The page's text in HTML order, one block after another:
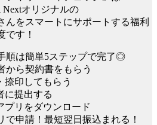
Nextオリジナルの
んをスマートにサポートする福利
です！
順は簡単5ステップで完了◎
ら契約書をもらう
捺印してもらう
に提出する
プリをダウンロード
申請！最短翌日振込まれる！